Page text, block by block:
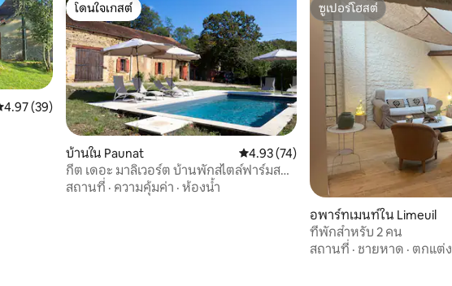
แนนเฉลี่ย 4.97 จาก 5, 39 รีวิว
4.97 (39)
โดนใจเกสต์
โดนใจเกสต์
บ้านใน Paunat คะแนนเฉลี่ย 4.93 จาก 5, 74 รีวิว
4.93 (74)
กีต เดอะ มาลิเวอร์ต บ้านพักสไตล์ฟาร์มส
โตน 6 คน
สถานที่ · ความคุ้มค่า · ห้องน้ำ
ซูเปอร์โฮสต์
ซูเปอร์โฮสต์
อพาร์ทเมนท์ใน Limeuil
ที่พักสำหรับ 2 คน
สถานที่ · ชายหาด · ตกแต่ง